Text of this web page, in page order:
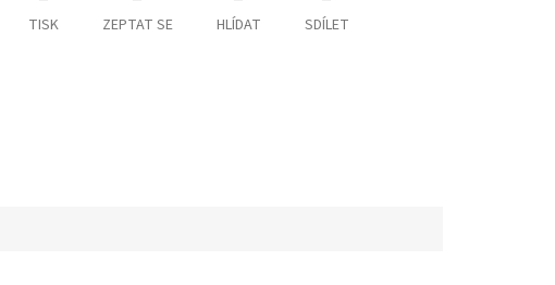
TISK ZEPTAT SE HLÍDAT SDÍLET